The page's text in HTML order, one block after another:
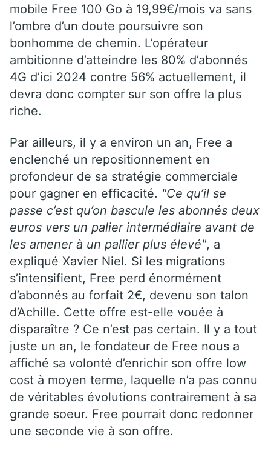
mobile Free 100 Go à 19,99€/mois va sans
l’ombre d’un doute poursuivre son
bonhomme de chemin. L’opérateur
ambitionne d’atteindre les 80% d’abonnés
4G d’ici 2024 contre 56% actuellement, il
devra donc compter sur son offre la plus
riche.
Par ailleurs, il y a environ un an, Free a
enclenché un repositionnement en
profondeur de sa stratégie commerciale
pour gagner en efficacité. "Ce qu’il se
passe c’est qu’on bascule les abonnés deux
euros vers un palier intermédiaire avant de
les amener à un pallier plus élevé", a
expliqué Xavier Niel. Si les migrations
s’intensifient, Free perd énormément
d’abonnés au forfait 2€, devenu son talon
d’Achille. Cette offre est-elle vouée à
disparaître ? Ce n’est pas certain. Il y a tout
juste un an, le fondateur de Free nous a
affiché sa volonté d’enrichir son offre low
cost à moyen terme, laquelle n’a pas connu
de véritables évolutions contrairement à sa
grande soeur. Free pourrait donc redonner
une seconde vie à son offre.